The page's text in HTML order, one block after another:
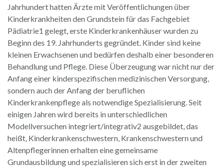
Jahrhundert hatten Ärzte mit Veröffentlichungen über
Kinderkrankheiten den Grundstein für das Fachgebiet
Pädiatrie1 gelegt, erste Kinderkrankenhäuser wurden zu
Beginn des 19. Jahrhunderts gegründet. Kinder sind keine
kleinen Erwachsenen und bedürfen deshalb einer besonderen
Behandlung und Pflege. Diese Überzeugung war nicht nur der
Anfang einer kinderspezifischen medizinischen Versorgung,
sondern auch der Anfang der beruflichen
Kinderkrankenpflege als notwendige Spezialisierung. Seit
einigen Jahren wird bereits in unterschiedlichen
Modellversuchen integriert/integrativ2 ausgebildet, das
heißt, Kinderkrankenschwestern, Krankenschwestern und
Altenpflegerinnen erhalten eine gemeinsame
Grundausbildung und spezialisieren sich erst in der zweiten